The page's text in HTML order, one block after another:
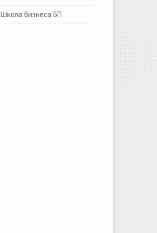
Школа бизнеса БП